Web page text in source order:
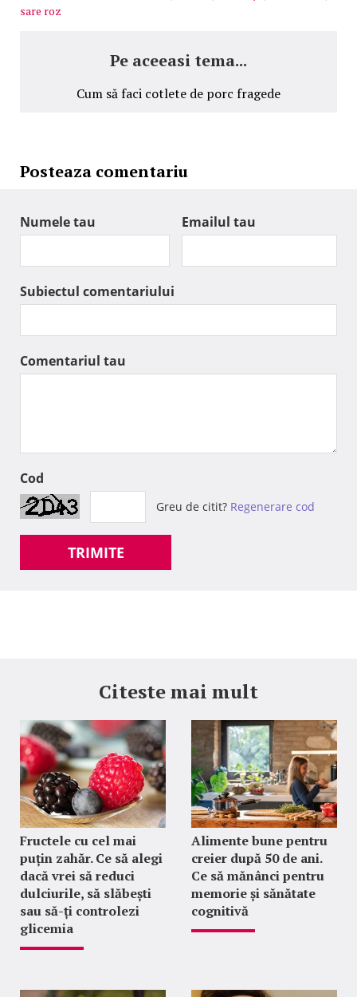
sare roz
Pe aceeasi tema...
Cum să faci cotlete de porc fragede
Posteaza comentariu
Numele tau Emailul tau
Subiectul comentariului
Comentariul tau
Cod
Greu de citit? Regenerare cod
TRIMITE
Citeste mai mult
Fructele cu cel mai
puțin zahăr. Ce să alegi
dacă vrei să reduci
dulciurile, să slăbești
sau să-ți controlezi
glicemia
Alimente bune pentru
creier după 50 de ani.
Ce să mănânci pentru
memorie și sănătate
cognitivă